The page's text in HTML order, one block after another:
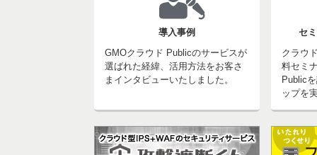
導入事例
GMOクラウド Publicのサービスが
選ばれた経緯、活用方法をお客さ
まインタビューいたしました。
セ
クラウ
料セミ
Public
ップを